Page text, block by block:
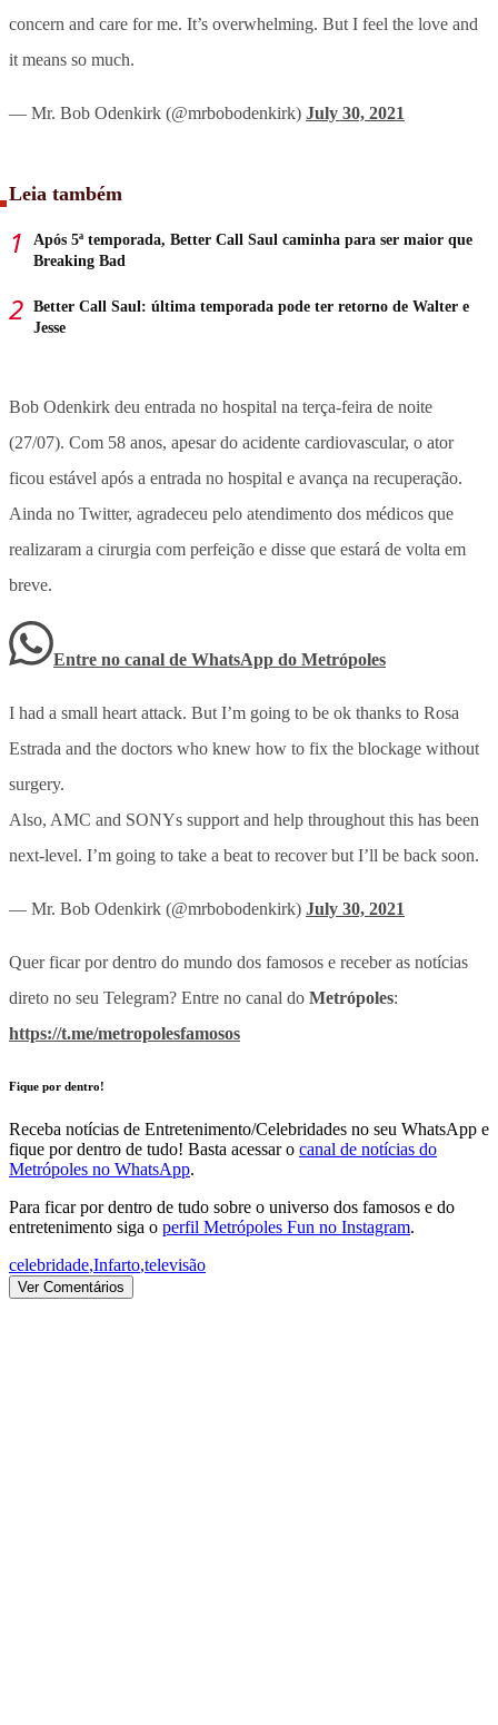
concern and care for me. It’s overwhelming. But I feel the love and
it means so much.
— Mr. Bob Odenkirk (@mrbobodenkirk) July 30, 2021
Leia também
Após 5ª temporada, Better Call Saul caminha para ser maior que
Breaking Bad
Better Call Saul: última temporada pode ter retorno de Walter e
Jesse
Bob Odenkirk deu entrada no hospital na terça-feira de noite
(27/07). Com 58 anos, apesar do acidente cardiovascular, o ator
ficou estável após a entrada no hospital e avança na recuperação.
Ainda no Twitter, agradeceu pelo atendimento dos médicos que
realizaram a cirurgia com perfeição e disse que estará de volta em
breve.
Entre no canal de WhatsApp do Metrópoles
I had a small heart attack. But I’m going to be ok thanks to Rosa
Estrada and the doctors who knew how to fix the blockage without
surgery.
Also, AMC and SONYs support and help throughout this has been
next-level. I’m going to take a beat to recover but I’ll be back soon.
— Mr. Bob Odenkirk (@mrbobodenkirk) July 30, 2021
Quer ficar por dentro do mundo dos famosos e receber as notícias
direto no seu Telegram? Entre no canal do Metrópoles:
https://t.me/metropolesfamosos
Fique por dentro!
Receba notícias de Entretenimento/Celebridades no seu WhatsApp e
fique por dentro de tudo! Basta acessar o canal de notícias do
Metrópoles no WhatsApp.
Para ficar por dentro de tudo sobre o universo dos famosos e do
entretenimento siga o perfil Metrópoles Fun no Instagram.
celebridade,Infarto,televisão
Ver Comentários